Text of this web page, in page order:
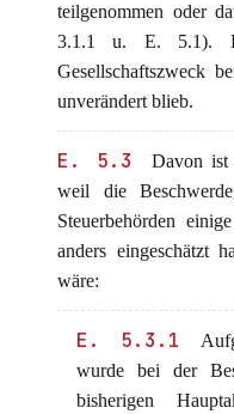
teilgenommen oder
3.1.1 u. E. 5.1).
Gesellschaftszweck
unverändert blieb.
E. 5.3
Davon ist
weil die
Steuerbehörden
anders eingeschätzt
wäre:
E. 5.3.1
wurde bei der
bisherigen